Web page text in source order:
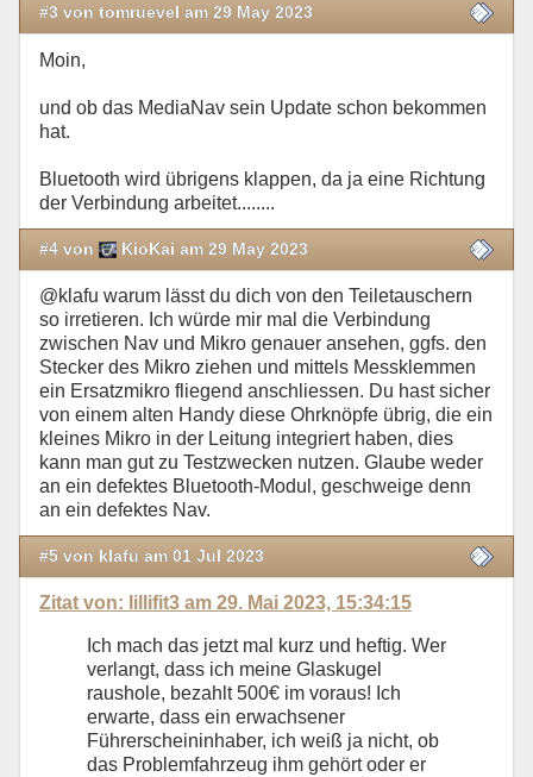
#3 von tomruevel am 29 May 2023
Moin,
und ob das MediaNav sein Update schon bekommen
hat.
Bluetooth wird übrigens klappen, da ja eine Richtung
der Verbindung arbeitet........
#4 von KioKai am 29 May 2023
@klafu warum lässt du dich von den Teiletauschern
so irretieren. Ich würde mir mal die Verbindung
zwischen Nav und Mikro genauer ansehen, ggfs. den
Stecker des Mikro ziehen und mittels Messklemmen
ein Ersatzmikro fliegend anschliessen. Du hast sicher
von einem alten Handy diese Ohrknöpfe übrig, die ein
kleines Mikro in der Leitung integriert haben, dies
kann man gut zu Testzwecken nutzen. Glaube weder
an ein defektes Bluetooth-Modul, geschweige denn
an ein defektes Nav.
#5 von klafu am 01 Jul 2023
Zitat von: lillifit3 am 29. Mai 2023, 15:34:15
Ich mach das jetzt mal kurz und heftig. Wer
verlangt, dass ich meine Glaskugel
raushole, bezahlt 500€ im voraus! Ich
erwarte, dass ein erwachsener
Führerscheininhaber, ich weiß ja nicht, ob
das Problemfahrzeug ihm gehört oder er